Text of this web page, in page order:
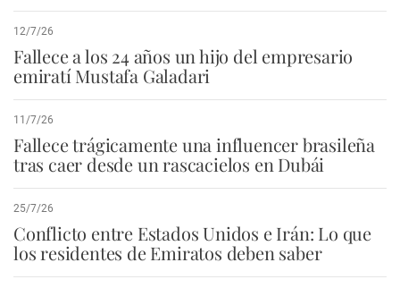
12/7/26
Fallece a los 24 años un hijo del empresario
emiratí Mustafa Galadari
11/7/26
Fallece trágicamente una influencer brasileña
tras caer desde un rascacielos en Dubái
25/7/26
Conflicto entre Estados Unidos e Irán: Lo que
los residentes de Emiratos deben saber